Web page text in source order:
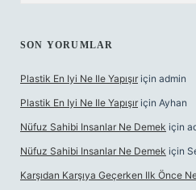
SON YORUMLAR
Plastik En Iyi Ne Ile Yapışır için admin
Plastik En Iyi Ne Ile Yapışır için Ayhan
Nüfuz Sahibi Insanlar Ne Demek için
Nüfuz Sahibi Insanlar Ne Demek için
Karşıdan Karşıya Geçerken Ilk Önce